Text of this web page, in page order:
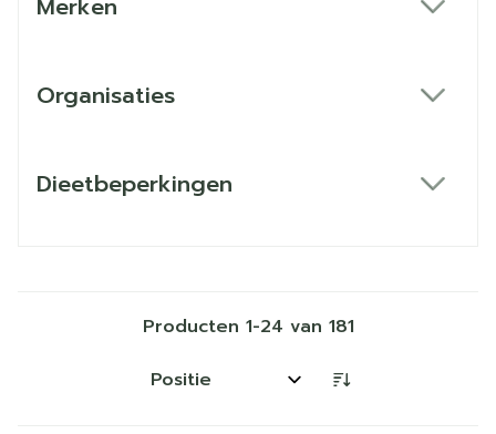
Merken
Organisaties
Dieetbeperkingen
Producten 1-24 van 181
Sorteer op: